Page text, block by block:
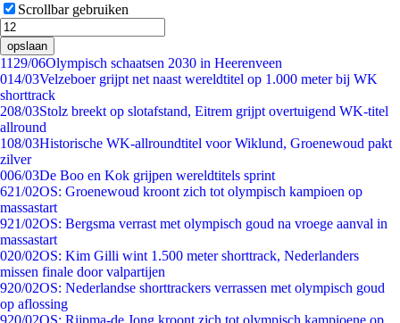
Scrollbar gebruiken
opslaan
11 29/06Olympisch schaatsen 2030 in Heerenveen
014/03Velzeboer grijpt net naast wereldtitel op 1.000 meter bij WK
shorttrack
208/03Stolz breekt op slotafstand, Eitrem grijpt overtuigend WK-titel
allround
108/03Historische WK-allroundtitel voor Wiklund, Groenewoud pakt
zilver
006/03De Boo en Kok grijpen wereldtitels sprint
621/02OS: Groenewoud kroont zich tot olympisch kampioen op
massastart
921/02OS: Bergsma verrast met olympisch goud na vroege aanval in
massastart
020/02OS: Kim Gilli wint 1.500 meter shorttrack, Nederlanders
missen finale door valpartijen
920/02OS: Nederlandse shorttrackers verrassen met olympisch goud
op aflossing
920/02OS: Rijpma-de Jong kroont zich tot olympisch kampioene op